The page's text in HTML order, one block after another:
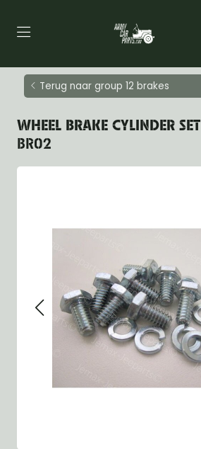
Terug naar group 12 brakes
WHEEL BRAKE CYLINDER SET
BR02